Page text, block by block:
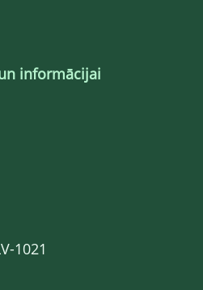
informācijai
1021